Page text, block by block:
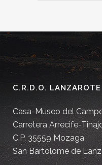
C.R.D.O. LANZAROTE
Casa-Museo del
Carretera Arrecife-
C.P. 35559 Mozaga
San Bartolomé de